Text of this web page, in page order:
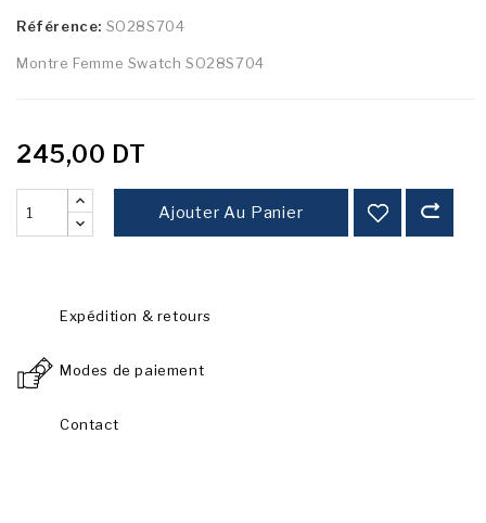
Référence: SO28S704
Montre Femme Swatch SO28S704
245,00 DT
Ajouter Au Panier
Expédition & retours
Modes de paiement
Contact